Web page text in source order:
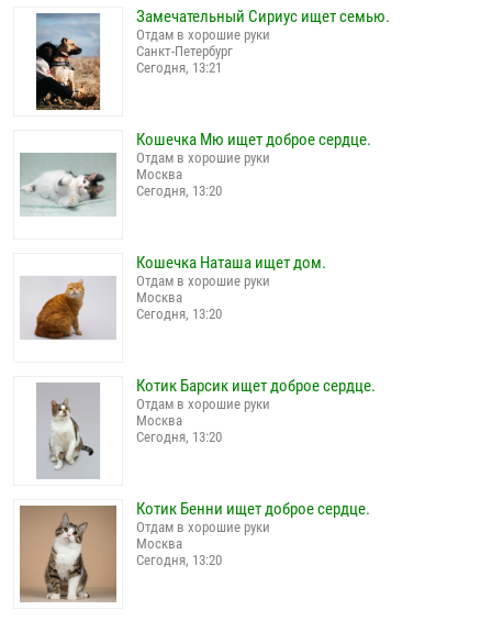
Замечательный Сириус ищет семью.
Отдам в хорошие руки
Санкт-Петербург
Сегодня, 13:21
Кошечка Мю ищет доброе сердце.
Отдам в хорошие руки
Москва
Сегодня, 13:20
Кошечка Наташа ищет дом.
Отдам в хорошие руки
Москва
Сегодня, 13:20
Котик Барсик ищет доброе сердце.
Отдам в хорошие руки
Москва
Сегодня, 13:20
Котик Бенни ищет доброе сердце.
Отдам в хорошие руки
Москва
Сегодня, 13:20